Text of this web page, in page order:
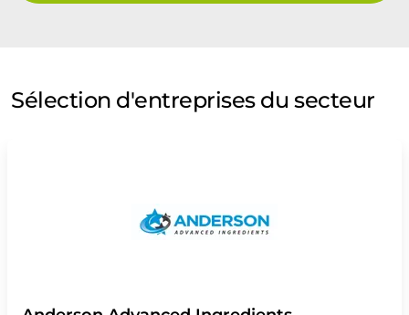
Sélection d'entreprises du secteur